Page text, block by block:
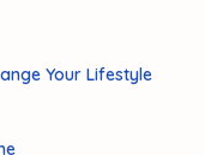
Your Lifestyle